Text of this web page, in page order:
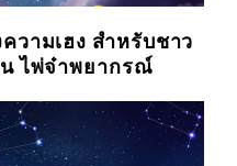
วามเฮง สำหรับชาว
ไพ่จ๋าพยากรณ์